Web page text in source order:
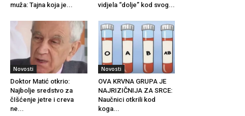
muža: Tajna koja je...
vidjela “dolje” kod svog...
Novosti
Doktor Matić otkrio:
Najbolje sredstvo za
čIšćenje jetre i creva
ne...
Novosti
OVA KRVNA GRUPA JE
NAJRIZIČNIJA ZA SRCE:
Naučnici otkrili kod
koga...